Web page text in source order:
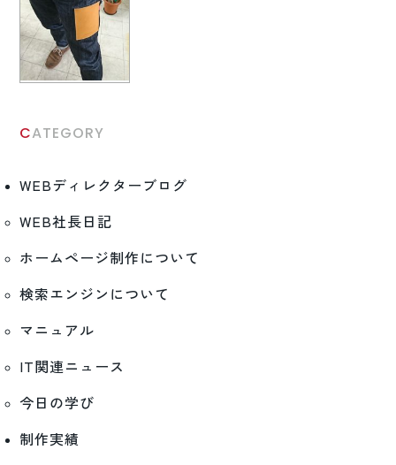
CATEGORY
WEBディレクターブログ
WEB社長日記
ホームページ制作について
検索エンジンについて
マニュアル
IT関連ニュース
今日の学び
制作実績